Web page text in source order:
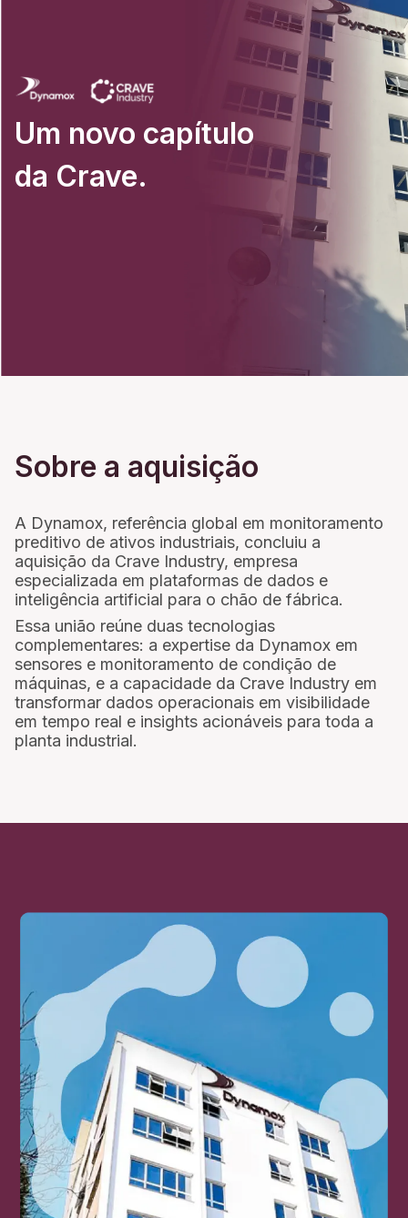
Um novo capítulo
da Crave.
Sobre a aquisição
A Dynamox, referência global em monitoramento
preditivo de ativos industriais, concluiu a
aquisição da Crave Industry, empresa
especializada em plataformas de dados e
inteligência artificial para o chão de fábrica.
Essa união reúne duas tecnologias
complementares: a expertise da Dynamox em
sensores e monitoramento de condição de
máquinas, e a capacidade da Crave Industry em
transformar dados operacionais em visibilidade
em tempo real e insights acionáveis para toda a
planta industrial.